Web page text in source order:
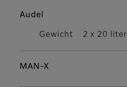
Audel
Gewicht 2 x 20 liter
MAN-X